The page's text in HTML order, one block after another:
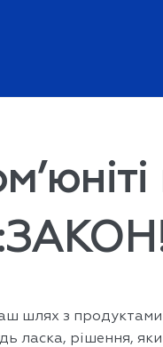
з продуктами
ласка, рішення,